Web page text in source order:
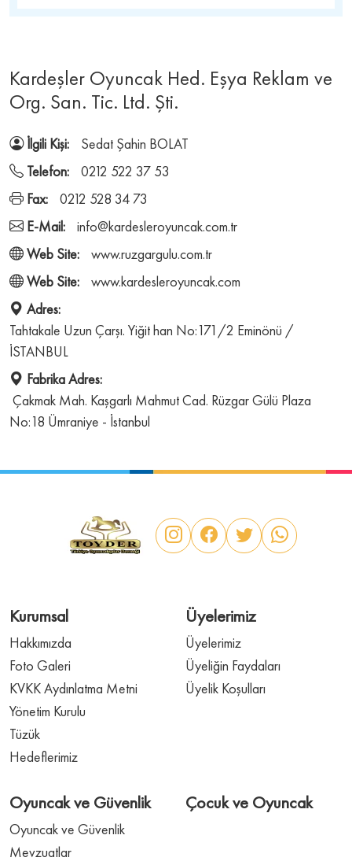
Kardeşler Oyuncak Hed. Eşya Reklam ve
Org. San. Tic. Ltd. Şti.
İlgili Kişi:
Sedat Şahin BOLAT
Telefon:
0212 522 37 53
Fax:
0212 528 34 73
E-Mail:
info@kardesleroyuncak.com.tr
Web Site:
www.ruzgargulu.com.tr
Web Site:
www.kardesleroyuncak.com
Adres:
Tahtakale Uzun Çarşı. Yiğit han No:171/2 Eminönü /
İSTANBUL
Fabrika Adres:
Çakmak Mah. Kaşgarlı Mahmut Cad. Rüzgar Gülü Plaza
No:18 Ümraniye - İstanbul
Kurumsal
Hakkımızda
Foto Galeri
KVKK Aydınlatma Metni
Yönetim Kurulu
Tüzük
Hedeflerimiz
Üyelerimiz
Üyelerimiz
Üyeliğin Faydaları
Üyelik Koşulları
Oyuncak ve Güvenlik
Oyuncak ve Güvenlik
Mevzuatlar
Çocuk ve Oyuncak